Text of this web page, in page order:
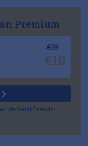
Premium
€39
€10
de RetailTrends-